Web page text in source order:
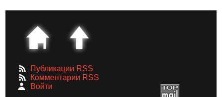
Публикации RSS
Комментарии RSS
Войти